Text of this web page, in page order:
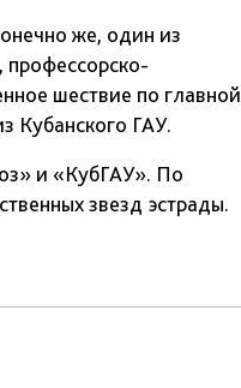
же, один из
профессорско-
шествие по главной
Кубанского ГАУ.
и «КубГАУ». По
звезд эстрады.